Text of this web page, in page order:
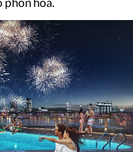
phồn hoa.